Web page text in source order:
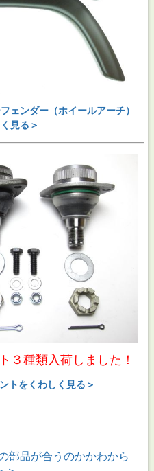
ェンダー（ホイールアーチ）
見る＞
３種類入荷しました！
トをくわしく見る＞
部品が合うのかかわから